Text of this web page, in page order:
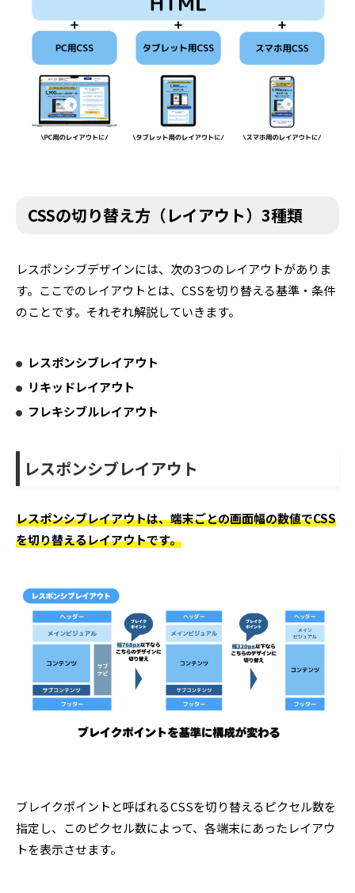
CSSの切り替え方（レイアウト）3種類
レスポンシブデザインには、次の3つのレイアウトがありま
す。 ここでのレイアウトとは、CSSを切り替える基準・条件
のことです。それぞれ解説していきます。
レスポンシブレイアウト
リキッドレイアウト
フレキシブルレイアウト
レスポンシブレイアウト
レスポンシブレイアウトは、端末ごとの画面幅の数値でCSS
を切り替えるレイアウトです。
ブレイクポイントと呼ばれるCSSを切り替えるピクセル数を
指定し、このピクセル数によって、各端末にあったレイアウ
トを表示させます。